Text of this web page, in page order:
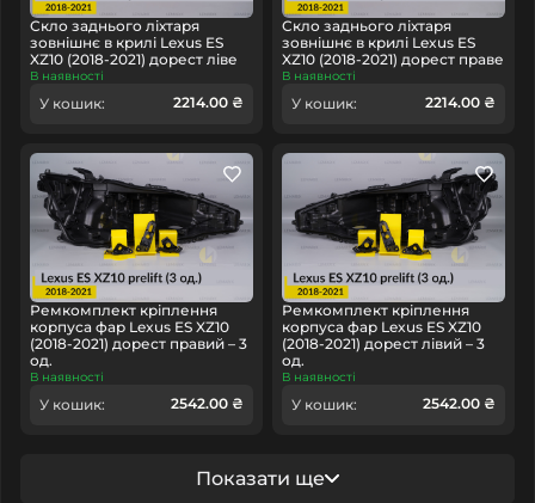
Скло заднього ліхтаря
зовнішнє в крилі Lexus ES
XZ10 (2018-2021) дорест ліве
В наявності
У кошик: 2214.00 ₴
Скло заднього ліхтаря
зовнішнє в крилі Lexus ES
XZ10 (2018-2021) дорест праве
В наявності
У кошик: 2214.00 ₴
Ремкомплект кріплення
корпуса фар Lexus ES XZ10
(2018-2021) дорест правий – 3
од.
В наявності
У кошик: 2542.00 ₴
Ремкомплект кріплення
корпуса фар Lexus ES XZ10
(2018-2021) дорест лівий – 3
од.
В наявності
У кошик: 2542.00 ₴
Показати ще